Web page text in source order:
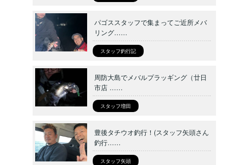
パゴススタッフで集まってご近所メバ
リング……
スタッフ釣行記
周防大島でメバルプラッギング（廿日
市店 ……
スタッフ増田
豊後タチウオ釣行！(スタッフ矢頭さん
釣行……
スタッフ矢頭